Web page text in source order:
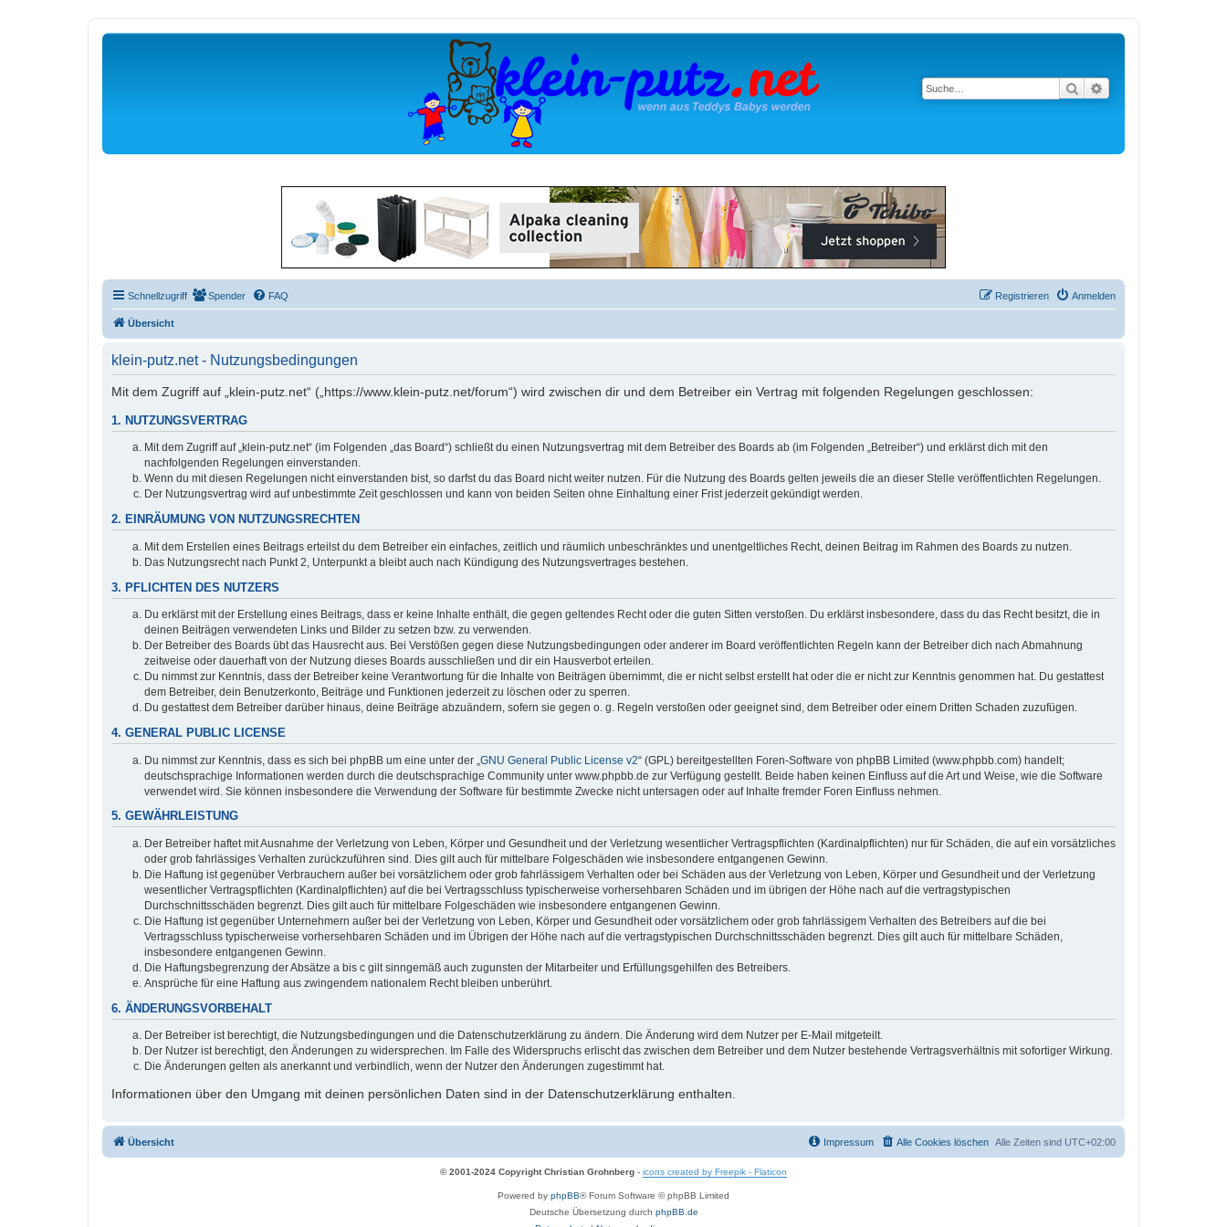
Suche
Schnellzugriff Spender FAQ Anmelden
Registrieren
Übersicht
klein-putz.net - Nutzungsbedingungen
Mit dem Zugriff auf „klein-putz.net“ („https://www.klein-putz.net/forum“) wird zwischen dir und dem Betreiber ein Vertrag mit folgenden Regelungen geschlossen:
1. NUTZUNGSVERTRAG
Mit dem Zugriff auf „klein-putz.net“ (im Folgenden „das Board“) schließt du einen Nutzungsvertrag mit dem Betreiber des Boards ab (im Folgenden „Betreiber“) und erklärst dich mit den
nachfolgenden Regelungen einverstanden.
Wenn du mit diesen Regelungen nicht einverstanden bist, so darfst du das Board nicht weiter nutzen. Für die Nutzung des Boards gelten jeweils die an dieser Stelle veröffentlichten Regelungen.
Der Nutzungsvertrag wird auf unbestimmte Zeit geschlossen und kann von beiden Seiten ohne Einhaltung einer Frist jederzeit gekündigt werden.
2. EINRÄUMUNG VON NUTZUNGSRECHTEN
Mit dem Erstellen eines Beitrags erteilst du dem Betreiber ein einfaches, zeitlich und räumlich unbeschränktes und unentgeltliches Recht, deinen Beitrag im Rahmen des Boards zu nutzen.
Das Nutzungsrecht nach Punkt 2, Unterpunkt a bleibt auch nach Kündigung des Nutzungsvertrages bestehen.
3. PFLICHTEN DES NUTZERS
Du erklärst mit der Erstellung eines Beitrags, dass er keine Inhalte enthält, die gegen geltendes Recht oder die guten Sitten verstoßen. Du erklärst insbesondere, dass du das Recht besitzt, die in
deinen Beiträgen verwendeten Links und Bilder zu setzen bzw. zu verwenden.
Der Betreiber des Boards übt das Hausrecht aus. Bei Verstößen gegen diese Nutzungsbedingungen oder anderer im Board veröffentlichten Regeln kann der Betreiber dich nach Abmahnung
zeitweise oder dauerhaft von der Nutzung dieses Boards ausschließen und dir ein Hausverbot erteilen.
Du nimmst zur Kenntnis, dass der Betreiber keine Verantwortung für die Inhalte von Beiträgen übernimmt, die er nicht selbst erstellt hat oder die er nicht zur Kenntnis genommen hat. Du gestattest
dem Betreiber, dein Benutzerkonto, Beiträge und Funktionen jederzeit zu löschen oder zu sperren.
Du gestattest dem Betreiber darüber hinaus, deine Beiträge abzuändern, sofern sie gegen o. g. Regeln verstoßen oder geeignet sind, dem Betreiber oder einem Dritten Schaden zuzufügen.
4. GENERAL PUBLIC LICENSE
Du nimmst zur Kenntnis, dass es sich bei phpBB um eine unter der „ GNU General Public License v2“ (GPL) bereitgestellten Foren-Software von phpBB Limited (www.phpbb.com) handelt;
deutschsprachige Informationen werden durch die deutschsprachige Community unter www.phpbb.de zur Verfügung gestellt. Beide haben keinen Einfluss auf die Art und Weise, wie die Software
verwendet wird. Sie können insbesondere die Verwendung der Software für bestimmte Zwecke nicht untersagen oder auf Inhalte fremder Foren Einfluss nehmen.
5. GEWÄHRLEISTUNG
Der Betreiber haftet mit Ausnahme der Verletzung von Leben, Körper und Gesundheit und der Verletzung wesentlicher Vertragspflichten (Kardinalpflichten) nur für Schäden, die auf ein vorsätzliches
oder grob fahrlässiges Verhalten zurückzuführen sind. Dies gilt auch für mittelbare Folgeschäden wie insbesondere entgangenen Gewinn.
Die Haftung ist gegenüber Verbrauchern außer bei vorsätzlichem oder grob fahrlässigem Verhalten oder bei Schäden aus der Verletzung von Leben, Körper und Gesundheit und der Verletzung
wesentlicher Vertragspflichten (Kardinalpflichten) auf die bei Vertragsschluss typischerweise vorhersehbaren Schäden und im übrigen der Höhe nach auf die vertragstypischen
Durchschnittsschäden begrenzt. Dies gilt auch für mittelbare Folgeschäden wie insbesondere entgangenen Gewinn.
Die Haftung ist gegenüber Unternehmern außer bei der Verletzung von Leben, Körper und Gesundheit oder vorsätzlichem oder grob fahrlässigem Verhalten des Betreibers auf die bei
Vertragsschluss typischerweise vorhersehbaren Schäden und im Übrigen der Höhe nach auf die vertragstypischen Durchschnittsschäden begrenzt. Dies gilt auch für mittelbare Schäden,
insbesondere entgangenen Gewinn.
Die Haftungsbegrenzung der Absätze a bis c gilt sinngemäß auch zugunsten der Mitarbeiter und Erfüllungsgehilfen des Betreibers.
Ansprüche für eine Haftung aus zwingendem nationalem Recht bleiben unberührt.
6. ÄNDERUNGSVORBEHALT
Der Betreiber ist berechtigt, die Nutzungsbedingungen und die Datenschutzerklärung zu ändern. Die Änderung wird dem Nutzer per E-Mail mitgeteilt.
Der Nutzer ist berechtigt, den Änderungen zu widersprechen. Im Falle des Widerspruchs erlischt das zwischen dem Betreiber und dem Nutzer bestehende Vertragsverhältnis mit sofortiger Wirkung.
Die Änderungen gelten als anerkannt und verbindlich, wenn der Nutzer den Änderungen zugestimmt hat.
Informationen über den Umgang mit deinen persönlichen Daten sind in der Datenschutzerklärung enthalten.
Übersicht Alle Zeiten sind UTC+02:00
Alle Cookies löschen
Impressum
© 2001-2024 Copyright Christian Grohnberg - icons created by Freepik - Flaticon
Powered by phpBB® Forum Software © phpBB Limited
Deutsche Übersetzung durch phpBB.de